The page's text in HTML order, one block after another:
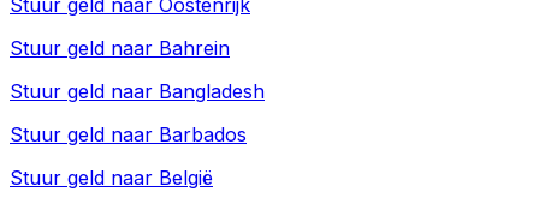
Stuur geld naar Oostenrijk
Stuur geld naar Bahrein
Stuur geld naar Bangladesh
Stuur geld naar Barbados
Stuur geld naar België